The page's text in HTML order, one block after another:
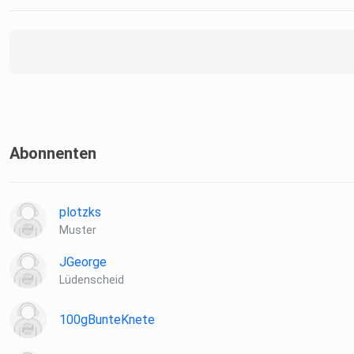
Abonnenten
plotzks
Muster
JGeorge
Lüdenscheid
100gBunteKnete